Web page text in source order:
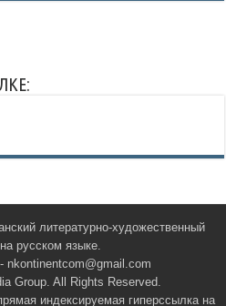
литературно-художественный
русском языке.
nkontinentcom@gmail.com
Group. All Rights Reserved.
индексируемая гиперссылка на